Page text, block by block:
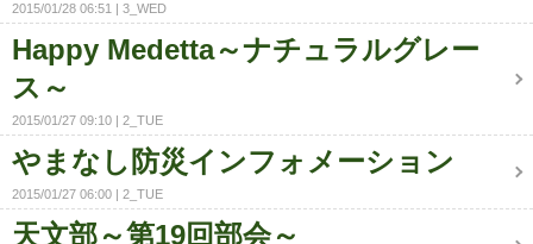
2015/01/28 06:51 3_WED
Happy Medetta～ナチュラルグレー
ス～
2015/01/27 09:10 2_TUE
やまなし防災インフォメーション
2015/01/27 06:00 2_TUE
天文部～第19回部会～